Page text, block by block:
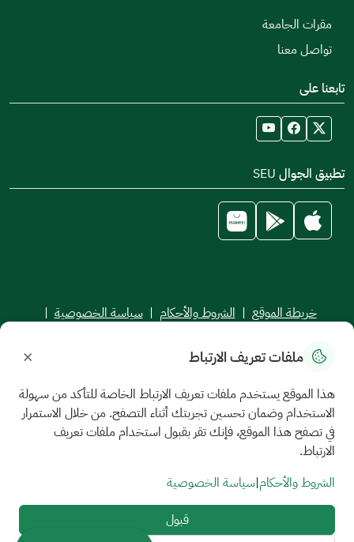
مقرات الجامعة
تواصل معنا
تابعنا على
تطبيق الجوال SEU
خريطة الموقع | الشروط والأحكام | سياسة الخصوصية |
جميع الحقوق محفوظة للجامعة السعودية الإلكترونية © 2026
ملفات تعريف الارتباط ×
هذا الموقع يستخدم ملفات تعريف الارتباط الخاصة للتأكد من سهولة
الاستخدام وضمان تحسين تجربتك أثناء التصفح. من خلال الاستمرار
في تصفح هذا الموقع، فإنك تقر بقبول استخدام ملفات تعريف
الارتباط.
الشروط والأحكام|سياسة الخصوصية
قبول